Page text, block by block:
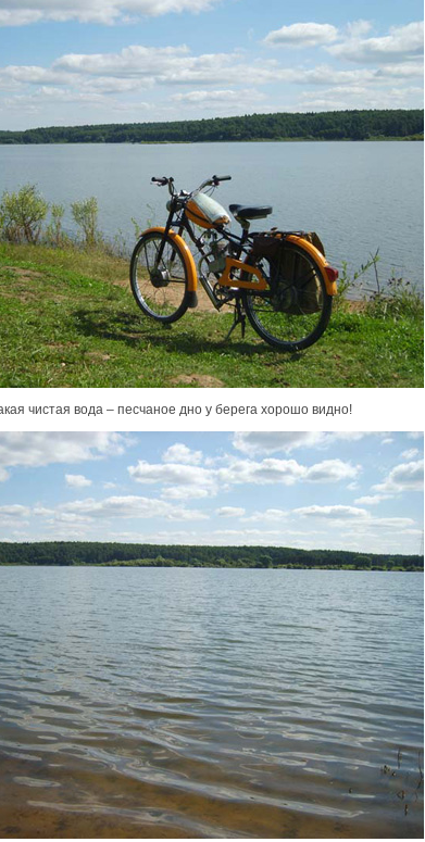
чистая вода – песчаное дно у берега хорошо видно!